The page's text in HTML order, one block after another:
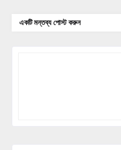
একটি মন্তব্য পোস্ট করুন